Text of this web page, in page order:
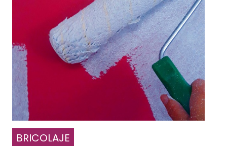
BRICOLAJE